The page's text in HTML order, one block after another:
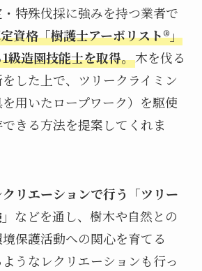
特殊伐採に強みを持つ業者で
資格「樹護士アーボリスト®」
級造園技能士を取得。木を伐る
した上で、ツリークライミン
用いたロープワーク）を駆使
きる方法を提案してくれま
リエーションで行う「ツリー
などを通し、樹木や自然との
保護活動への関心を育てる
ようなレクリエーションも行っ